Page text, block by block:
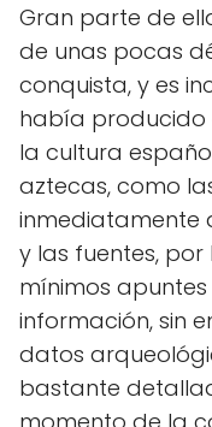
Gran parte de
de unas pocas
conquista, y es
había producido
la cultura
aztecas, como
inmediatamente
y las fuentes,
mínimos
información, sin
datos
bastante